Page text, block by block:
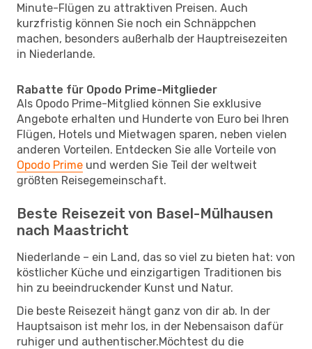
Minute-Flügen zu attraktiven Preisen. Auch
kurzfristig können Sie noch ein Schnäppchen
machen, besonders außerhalb der Hauptreisezeiten
in Niederlande.
Rabatte für Opodo Prime-Mitglieder
Als Opodo Prime-Mitglied können Sie exklusive
Angebote erhalten und Hunderte von Euro bei Ihren
Flügen, Hotels und Mietwagen sparen, neben vielen
anderen Vorteilen. Entdecken Sie alle Vorteile von
Opodo Prime und werden Sie Teil der weltweit
größten Reisegemeinschaft.
Beste Reisezeit von Basel-Mülhausen
nach Maastricht
Niederlande – ein Land, das so viel zu bieten hat: von
köstlicher Küche und einzigartigen Traditionen bis
hin zu beeindruckender Kunst und Natur.
Die beste Reisezeit hängt ganz von dir ab. In der
Hauptsaison ist mehr los, in der Nebensaison dafür
ruhiger und authentischer.Möchtest du die